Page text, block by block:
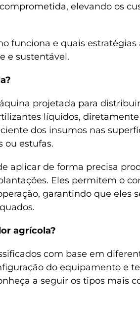
elevando os
funciona e quais estratégias
e sustentável.
projetada para
líquidos,
dos insumos nas
ou estufas.
aplicar de forma precisa
Eles permitem o
garantindo que eles
agrícola?
com base em
do equipamento e
a seguir os tipos mais